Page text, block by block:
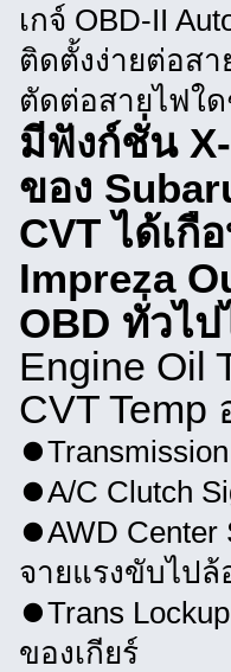
เกจ์ OBD-II
ติดตั้งง่ายต่อสา
ตัดต่อสายไฟใ
มีฟังก์ชั่น
ของ
CVT ได้เกื
Impreza
OBD ทั่วไ
Engine Oil
CVT
⏺A/C Clutch
⏺AWD Center
จายแรงขับไปล้
⏺Trans
ของเกียร์